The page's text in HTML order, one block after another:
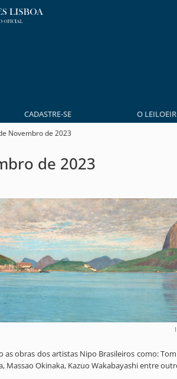
CADASTRE-SE O
Novembro de 2023
de 2023
as obras dos artistas Nipo Brasileiros como:
Massao Okinaka, Kazuo Wakabayashi entre